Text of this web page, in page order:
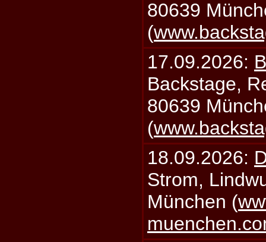
80639
(
17.09.2026:
Backstage,
80639
(
18.09.2026:
Strom,
München (